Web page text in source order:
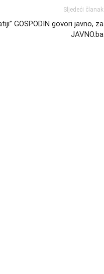
Sljedeći članak
GOSPODIN govori javno, za
JAVNO.ba